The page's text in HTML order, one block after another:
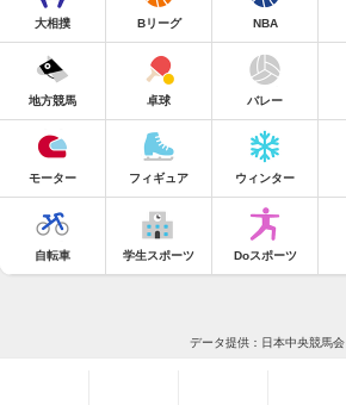
大相撲 Bリーグ NBA
地方競馬 卓球 バレー
モーター フィギュア ウィンター
自転車 学生スポーツ Doスポーツ
データ提供：日本中央競馬会